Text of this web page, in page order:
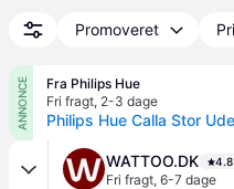
Promoveret
ANNONCE
Fra Philips Hue
Fri fragt, 2-3 dage
WATTOO.DK 4.8
Fri fragt, 6-7 dage